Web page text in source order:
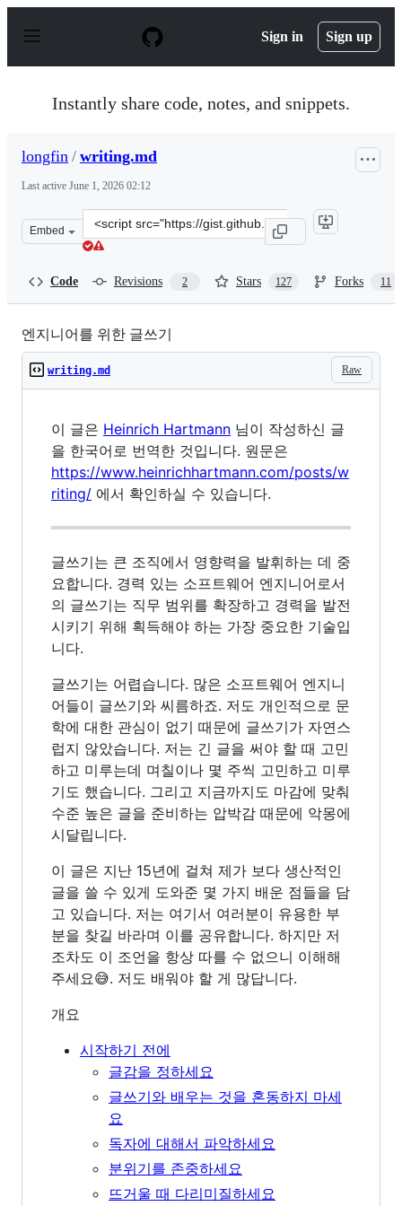
p
Sign in Sign up
Instantly share code, notes, and snippets.
longfin / writing.md
Last active June 1, 2026 02:12
Embed
Clone
this
Code Revisions 2 Stars 127 Forks 11
엔지니어를 위한 글쓰기
Raw
writing.md
이 글은 Heinrich Hartmann 님이 작성하신 글
을 한국어로 번역한 것입니다. 원문은
https://www.heinrichhartmann.com/posts/w
riting/ 에서 확인하실 수 있습니다.
글쓰기는 큰 조직에서 영향력을 발휘하는 데 중
요합니다. 경력 있는 소프트웨어 엔지니어로서
의 글쓰기는 직무 범위를 확장하고 경력을 발전
시키기 위해 획득해야 하는 가장 중요한 기술입
니다.
글쓰기는 어렵습니다. 많은 소프트웨어 엔지니
어들이 글쓰기와 씨름하죠. 저도 개인적으로 문
학에 대한 관심이 없기 때문에 글쓰기가 자연스
럽지 않았습니다. 저는 긴 글을 써야 할 때 고민
하고 미루는데 며칠이나 몇 주씩 고민하고 미루
기도 했습니다. 그리고 지금까지도 마감에 맞춰
수준 높은 글을 준비하는 압박감 때문에 악몽에
시달립니다.
이 글은 지난 15년에 걸쳐 제가 보다 생산적인
글을 쓸 수 있게 도와준 몇 가지 배운 점들을 담
고 있습니다. 저는 여기서 여러분이 유용한 부
분을 찾길 바라며 이를 공유합니다. 하지만 저
조차도 이 조언을 항상 따를 수 없으니 이해해
주세요😅. 저도 배워야 할 게 많답니다.
개요
시작하기 전에
글감을 정하세요
글쓰기와 배우는 것을 혼동하지 마세
요
독자에 대해서 파악하세요
분위기를 존중하세요
뜨거울 때 다리미질하세요